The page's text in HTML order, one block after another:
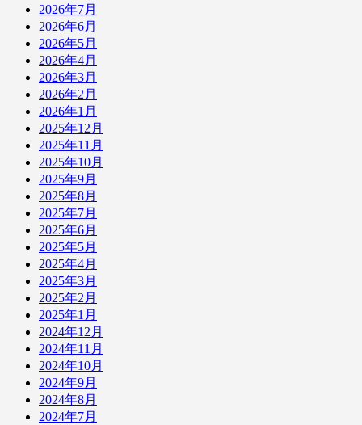
2026年7月
2026年6月
2026年5月
2026年4月
2026年3月
2026年2月
2026年1月
2025年12月
2025年11月
2025年10月
2025年9月
2025年8月
2025年7月
2025年6月
2025年5月
2025年4月
2025年3月
2025年2月
2025年1月
2024年12月
2024年11月
2024年10月
2024年9月
2024年8月
2024年7月